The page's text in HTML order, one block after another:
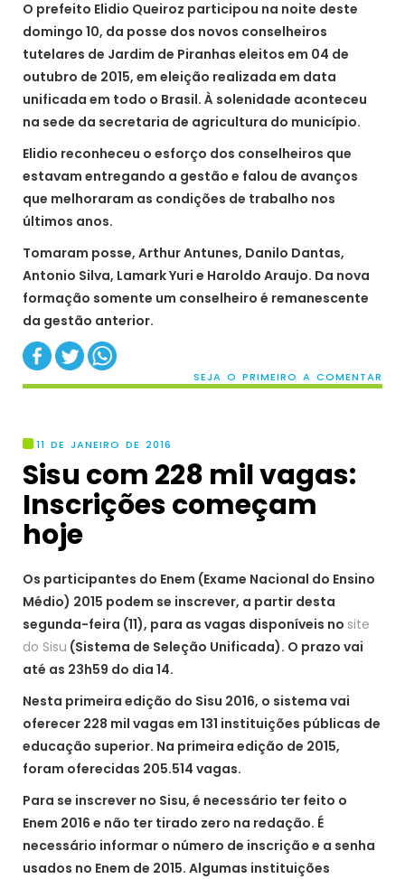
O prefeito Elidio Queiroz participou na noite deste
domingo 10, da posse dos novos conselheiros
tutelares de Jardim de Piranhas eleitos em 04 de
outubro de 2015, em eleição realizada em data
unificada em todo o Brasil. À solenidade aconteceu
na sede da secretaria de agricultura do município.
Elidio reconheceu o esforço dos conselheiros que
estavam entregando a gestão e falou de avanços
que melhoraram as condições de trabalho nos
últimos anos.
Tomaram posse, Arthur Antunes, Danilo Dantas,
Antonio Silva, Lamark Yuri e Haroldo Araujo. Da nova
formação somente um conselheiro é remanescente
da gestão anterior.
SEJA O PRIMEIRO A COMENTAR
11 DE JANEIRO DE 2016
Sisu com 228 mil vagas:
Inscrições começam
hoje
Os participantes do Enem (Exame Nacional do Ensino
Médio) 2015 podem se inscrever, a partir desta
segunda-feira (11), para as vagas disponíveis no site
do Sisu (Sistema de Seleção Unificada). O prazo vai
até as 23h59 do dia 14.
Nesta primeira edição do Sisu 2016, o sistema vai
oferecer 228 mil vagas em 131 instituições públicas de
educação superior. Na primeira edição de 2015,
foram oferecidas 205.514 vagas.
Para se inscrever no Sisu, é necessário ter feito o
Enem 2016 e não ter tirado zero na redação. É
necessário informar o número de inscrição e a senha
usados no Enem de 2015. Algumas instituições